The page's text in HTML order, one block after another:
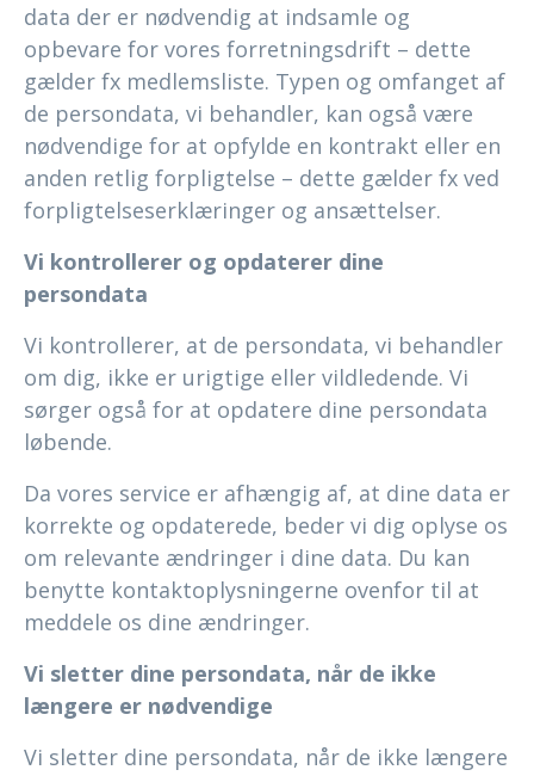
data der er nødvendig at indsamle og
opbevare for vores forretningsdrift – dette
gælder fx medlemsliste. Typen og omfanget af
de persondata, vi behandler, kan også være
nødvendige for at opfylde en kontrakt eller en
anden retlig forpligtelse – dette gælder fx ved
forpligtelseserklæringer og ansættelser.
Vi kontrollerer og opdaterer dine
persondata
Vi kontrollerer, at de persondata, vi behandler
om dig, ikke er urigtige eller vildledende. Vi
sørger også for at opdatere dine persondata
løbende.
Da vores service er afhængig af, at dine data er
korrekte og opdaterede, beder vi dig oplyse os
om relevante ændringer i dine data. Du kan
benytte kontaktoplysningerne ovenfor til at
meddele os dine ændringer.
Vi sletter dine persondata, når de ikke
længere er nødvendige
Vi sletter dine persondata, når de ikke længere